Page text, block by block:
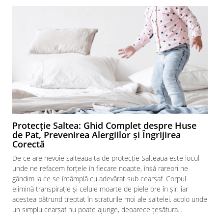
Protecție Saltea: Ghid Complet despre Huse
de Pat, Prevenirea Alergiilor și Îngrijirea
Corectă
De ce are nevoie salteaua ta de protecție Salteaua este locul
unde ne refacem forțele în fiecare noapte, însă rareori ne
gândim la ce se întâmplă cu adevărat sub cearșaf. Corpul
elimină transpirație și celule moarte de piele ore în șir, iar
acestea pătrund treptat în straturile moi ale saltelei, acolo unde
un simplu cearșaf nu poate ajunge, deoarece țesătura...